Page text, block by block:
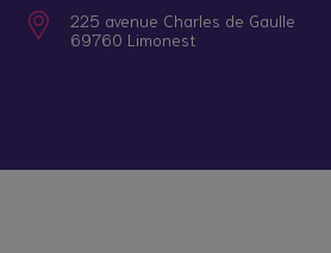
225 avenue Charles de Gaulle
69760 Limonest